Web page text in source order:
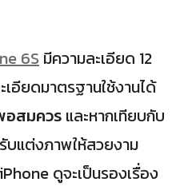
6Sมีความละเอียด 12
อียดมาตรฐานใช้งานได้
สมควร และหากเทียบกับ
บแต่งภาพให้สวยงาม
ดูจะเป็นรองเรื่อง